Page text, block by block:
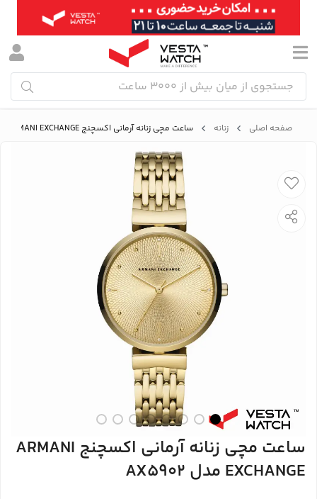
صفحه اصلی زنانه ساعت مچی زنانه آرمانی اکسچنج ARMANI EXCHANGE مدل AX5902
ساعت مچی زنانه آرمانی اکسچنج ARMANI
EXCHANGE مدل AX5902